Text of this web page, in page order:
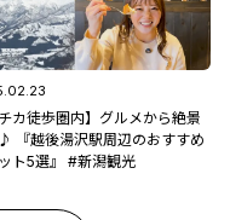
チカ徒歩圏内】グルメから絶景
『越後湯沢駅周辺のおすすめ
ト5選』 #新潟観光